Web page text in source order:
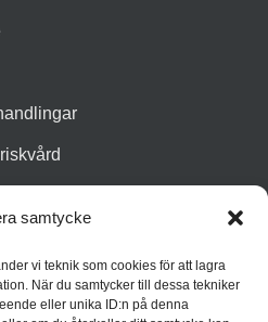
samtycke
vi teknik som cookies för att lagra
När du samtycker till dessa tekniker
eller unika ID:n på denna